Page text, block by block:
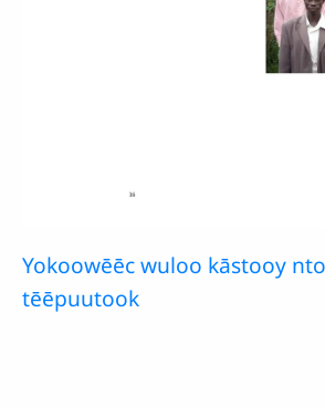
Yokoowēēc wuloo kāstooy
tēēpuutook